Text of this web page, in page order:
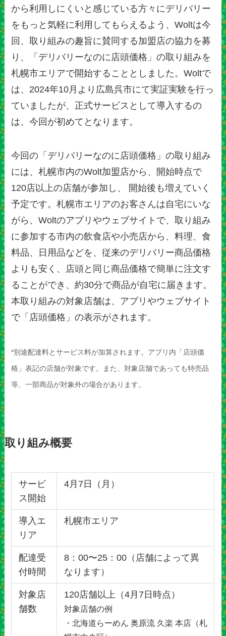
から利用しにくいと感じている方々にデリバリー
をもっと気軽に利用してもらえるよう、Woltは今
回、取り組みの趣旨に賛同する加盟店の協力を募
り、「デリバリーなのに店頭価格」の取り組みを
札幌市エリアで開始することとしました。Woltで
は、2024年10月より広島呉市にて実証実験を行っ
ていましたが、正式サービスとして導入するの
は、今回が初めてとなります。
今回の「デリバリーなのに店頭価格」の取り組み
には、札幌市内のWolt加盟店から、開始時点で
120店以上の店舗が参加し、 開始後も増えていく
予定です。札幌市エリアのお客さんは自宅にいな
がら、Woltのアプリやウェブサイトで、取り組み
に参加する市内の飲食店や小売店から、料理、食
料品、日用品などを、従来のデリバリー商品価格
よりも安く、店頭と同じ商品価格で簡単に注文す
ることができ、約30分で商品が自宅に届きます。
本取り組みの対象店舗は、アプリやウェブサイト
で「店頭価格」の表示がされます。
*別途配達料とサービス料が加算されます。アプリ内「店頭価
格」表記の店舗が対象です。また、対象店舗であっても特売品
等、一部商品が対象外の場合があります。
取り組み概要
サービ
ス開始
4月7日（月）
導入エ
リア
札幌市エリア
配達受
付時間
8：00〜25：00（店舗によって異
なります）
対象店
舗数
120店舗以上（4月7日時点）
対象店舗の例
・北海道らーめん 奥原流 久楽 本店（札